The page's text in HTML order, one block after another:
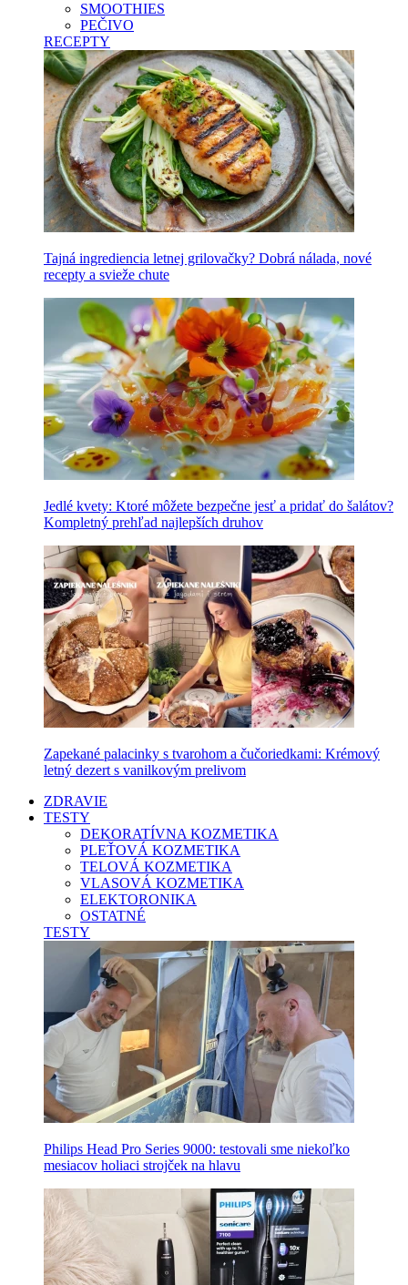
SMOOTHIES
PEČIVO
RECEPTY
Tajná ingrediencia letnej grilovačky? Dobrá nálada, nové
recepty a svieže chute
Jedlé kvety: Ktoré môžete bezpečne jesť a pridať do šalátov?
Kompletný prehľad najlepších druhov
Zapekané palacinky s tvarohom a čučoriedkami: Krémový
letný dezert s vanilkovým prelivom
ZDRAVIE
TESTY
DEKORATÍVNA KOZMETIKA
PLEŤOVÁ KOZMETIKA
TELOVÁ KOZMETIKA
VLASOVÁ KOZMETIKA
ELEKTORONIKA
OSTATNÉ
TESTY
Philips Head Pro Series 9000: testovali sme niekoľko
mesiacov holiaci strojček na hlavu